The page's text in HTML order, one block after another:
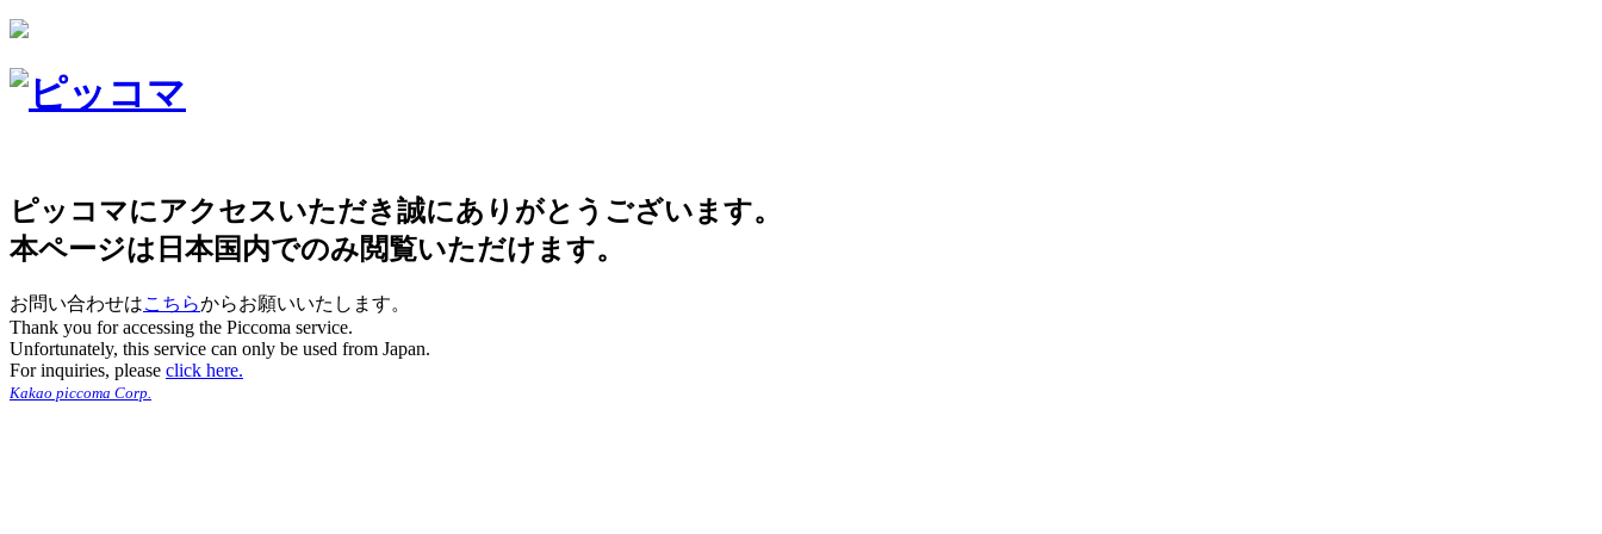
ピッコマにアクセスいただき誠にありがとうございます。
本ページは日本国内でのみ閲覧いただけます。
お問い合わせはこちらからお願いいたします。
Thank you for accessing the Piccoma service.
Unfortunately, this service can only be used from Japan.
For inquiries, please click here.
Kakao piccoma Corp.